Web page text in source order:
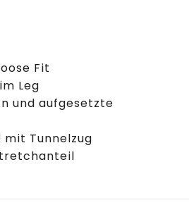
Fit
Leg
und aufgesetzte
mit Tunnelzug